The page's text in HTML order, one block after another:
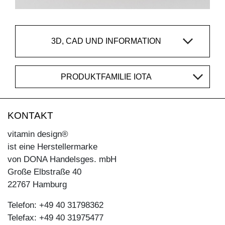
3D, CAD UND INFORMATION
PRODUKTFAMILIE IOTA
KONTAKT
vitamin design®
ist eine Herstellermarke
von DONA Handelsges. mbH
Große Elbstraße 40
22767 Hamburg
Telefon: +49 40 31798362
Telefax: +49 40 31975477